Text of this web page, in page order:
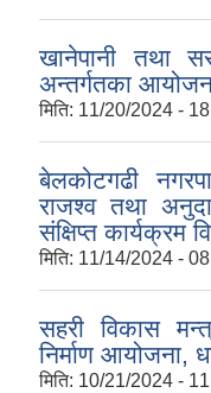
खानेपानी तथा
अन्तर्गतका
मिति: 11/20/2024 -
बेलकोटगढी
राजश्व तथा
संक्षिप्त कार्यक्रम
मिति: 11/14/2024 -
सहरी विकास
निर्माण आयोजना,
मिति: 10/21/2024 -